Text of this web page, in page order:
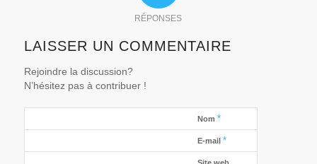
RÉPONSES
LAISSER UN COMMENTAIRE
Rejoindre la discussion?
N’hésitez pas à contribuer !
Nom *
E-mail *